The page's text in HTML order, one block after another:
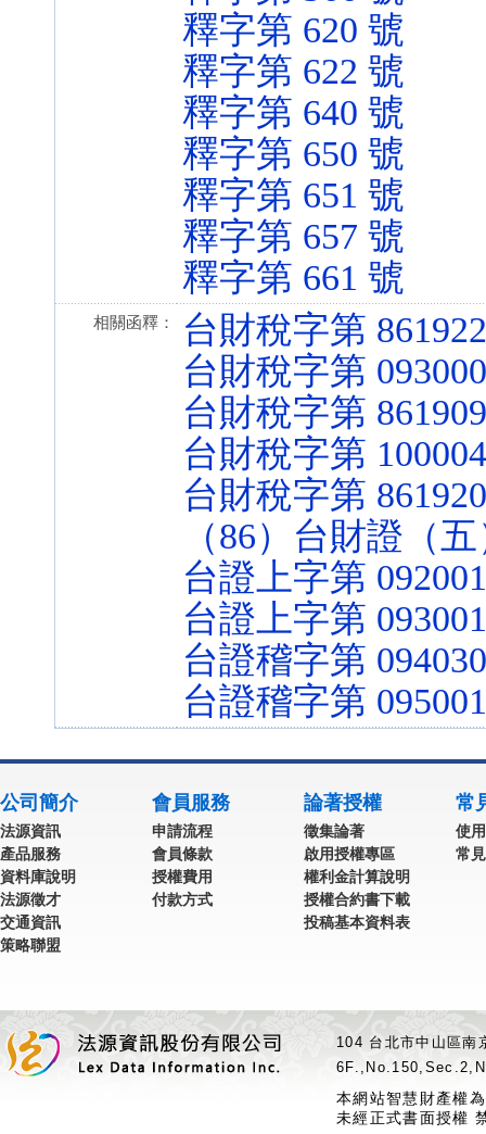
釋字第 620 號
釋字第 622 號
釋字第 640 號
釋字第 650 號
釋字第 651 號
釋字第 657 號
釋字第 661 號
相關函釋：
台財稅字第
台財稅字第
台財稅字第
台財稅字第
台財稅字第
（86）台財證（
台證上字第
台證上字第
台證稽字第
台證稽字第
公司簡介
法源資訊
產品服務
資料庫說明
法源徵才
交通資訊
策略聯盟
會員服務
申請流程
會員條款
授權費用
付款方式
論著授權
徵集論著
啟用授權專區
權利金計算說明
授權合約書下載
投稿基本資料表
常
使
常
104 台北市中山區
本網站智慧財產權
未經正式書面授權